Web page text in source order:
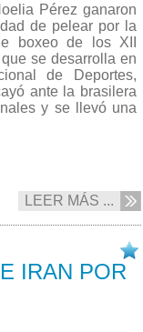
Pérez ganaron
de pelear por la
boxeo de los XII
se desarrolla en
de Deportes,
ante la brasilera
y se llevó una
LEER MÁS ...
IRAN POR